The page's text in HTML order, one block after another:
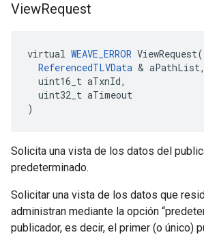
ViewRequest
virtual WEAVE_ERROR ViewRequest(
ReferencedTLVData & aPathList,
  uint16_t aTxnId,
  uint32_t aTimeout
)
Solicita una vista de los datos del
predeterminado.
Solicitar una vista de los datos que
administran mediante la opción
publicador, es decir, el primer (o único)